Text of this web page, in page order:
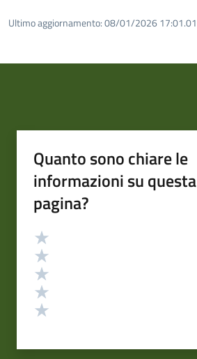
Ultimo aggiornamento:08/01/2026 17:01.01
Quanto sono chiare le
informazioni su questa
pagina?
Valutazione